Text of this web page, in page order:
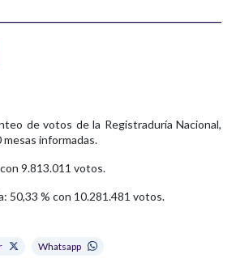
de votos de la Registraduría Nacional,
informadas.
9.813.011 votos.
50,33 % con 10.281.481 votos.
Whatsapp